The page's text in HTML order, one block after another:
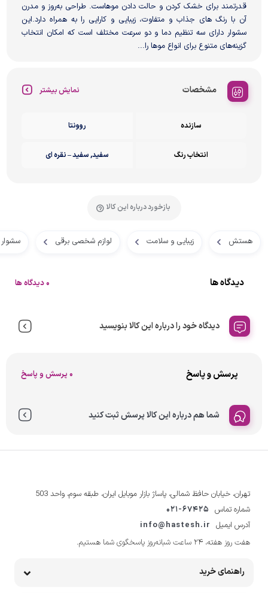
قدرتمند برای خشک کردن و حالت دادن موهاست. طراحی به‌روز و مدرن
آن با رنگ های جذاب و متفاوت، زیبایی و کارایی را به همراه دارد.این
سشوار دارای سه تنظیم دما و دو سرعت مختلف است که امکان انتخاب
گزینه‌های متنوع برای انواع موها را...
مشخصات نمایش بیشتر
سازنده روونتا
انتخاب رنگ سفید, سفید – نقره ای
بازخورد درباره این کالا
هستش زیبایی و سلامت لوازم شخصی برقی سشوار
دیدگاه ها 0 دیدگاه ها
دیدگاه خود را درباره این کالا بنویسید
پرسش و پاسخ 0 پرسش و پاسخ
شما هم درباره این کالا پرسش ثبت کنید
تهران، خیابان حافظ شمالی، پاساژ بازار موبایل ایران، طبقه سوم، واحد 503
شماره تماس 021-67425
آدرس ایمیل info@hastesh.ir
هفت روز هفته، ۲۴ ساعت شبانه‌روز پاسخگوی شما هستیم.
راهنمای خرید